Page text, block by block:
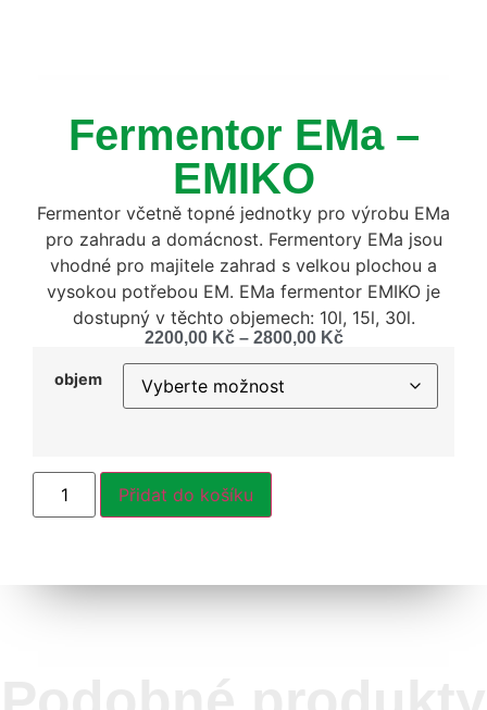
Fermentor EMa –
EMIKO
Fermentor včetně topné jednotky pro výrobu EMa
pro zahradu a domácnost. Fermentory EMa jsou
vhodné pro majitele zahrad s velkou plochou a
vysokou potřebou EM. EMa fermentor EMIKO je
dostupný v těchto objemech: 10l, 15l, 30l.
2200,00 Kč – 2800,00 Kč
objem
Přidat do košíku